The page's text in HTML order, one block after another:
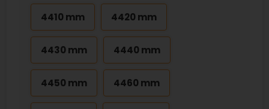
4410 mm 4420 mm
4430 mm 4440 mm
4450 mm 4460 mm